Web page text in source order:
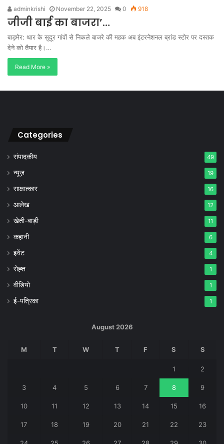
adminkrishi November 22, 2025 0 918
जीजी बाई का बाजरा’…
बाड़मेर: थार के सुदूर गांवों से निकले बाजरे की महक अब इंटरनेशनल ब्रांड स्टोर पर दस्तक
देने को तैयार है।…
Read More »
Categories
संपादकीय 49
न्यूज़ 19
साक्षात्कार 16
आलेख 12
खेती-बाड़ी 11
कहानी 6
इवेंट 4
सेह्त 1
वीडियो 1
ई-पत्रिका 1
August 2026
M T W T F S S
1 2
3 4 5 6 7 8 9
10 11 12 13 14 15 16
17 18 19 20 21 22 23